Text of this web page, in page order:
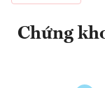
Chứng